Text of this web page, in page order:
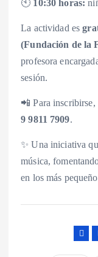
🕙 10:30 horas:
La actividad es
(Fundación de la
profesora
sesión.
📲 Para inscribirse,
9 9811 7909.
✨ Una iniciativa
música,
en los más